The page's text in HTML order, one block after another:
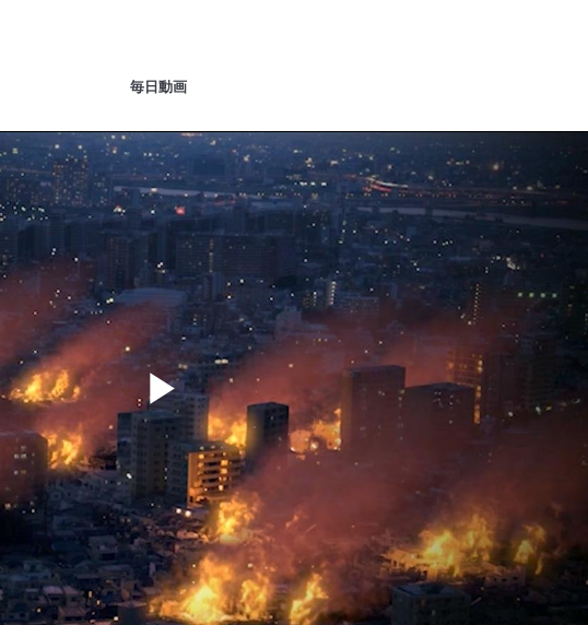
毎日動画
Play
Video